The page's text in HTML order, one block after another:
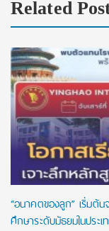
Related
“อนาคตของลูก” เริ่มต้น
ศึกษาระดับมัธยมในประเ